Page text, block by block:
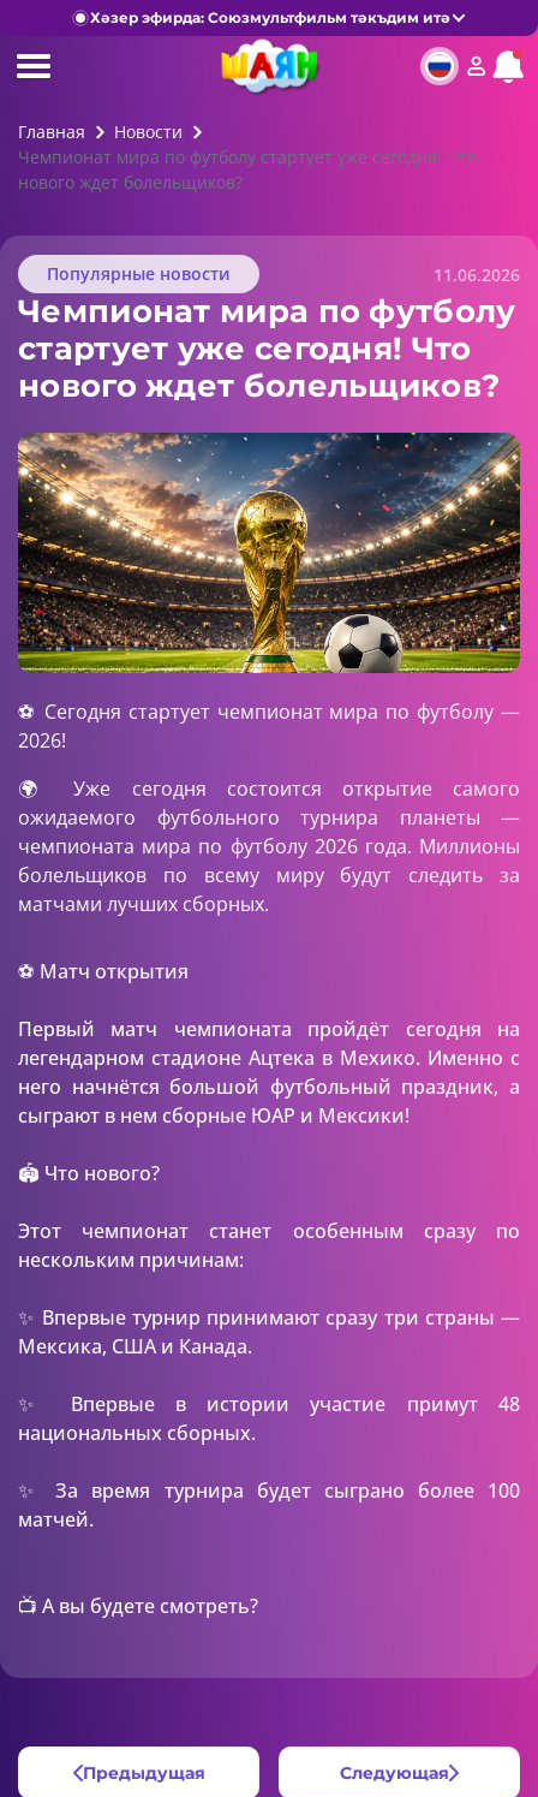
Хәзер эфирда: Союзмультфильм тәкъдим итә
Главная
Новости
Чемпионат мира по футболу стартует уже сегодня! Что
нового ждет болельщиков?
Популярные новости 11.06.2026
Чемпионат мира по футболу
стартует уже сегодня! Что
нового ждет болельщиков?
⚽ Сегодня стартует чемпионат мира по футболу —
2026!
🌍 Уже сегодня состоится открытие самого
ожидаемого футбольного турнира планеты —
чемпионата мира по футболу 2026 года. Миллионы
болельщиков по всему миру будут следить за
матчами лучших сборных.
⚽ Матч открытия
Первый матч чемпионата пройдёт сегодня на
легендарном стадионе Ацтека в Мехико. Именно с
него начнётся большой футбольный праздник, а
сыграют в нем сборные ЮАР и Мексики!
🏟 Что нового?
Этот чемпионат станет особенным сразу по
нескольким причинам:
✨ Впервые турнир принимают сразу три страны —
Мексика, США и Канада.
✨ Впервые в истории участие примут 48
национальных сборных.
✨ За время турнира будет сыграно более 100
матчей.
📺 А вы будете смотреть?
Предыдущая Следующая